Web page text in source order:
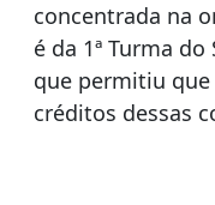
concentrada na
é da 1ª Turma
que permitiu
créditos dessas